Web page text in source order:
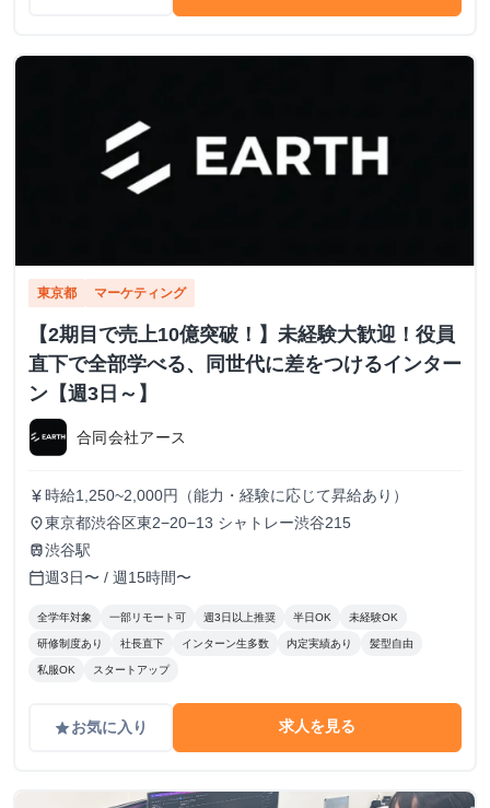
東京都 マーケティング
【2期目で売上10億突破！】未経験大歓迎！役員
直下で全部学べる、同世代に差をつけるインター
ン【週3日～】
合同会社アース
currency_yen 時給1,250~2,000円（能力・経験に応じて昇給あり）
place東京都渋谷区東2−20−13 シャトレー渋谷215
train渋谷駅
calendar_today週3日〜 / 週15時間〜
全学年対象 一部リモート可 週3日以上推奨 半日OK 未経験OK
研修制度あり 社長直下 インターン生多数 内定実績あり 髪型自由
私服OK スタートアップ
gradeお気に入り 求人を見る